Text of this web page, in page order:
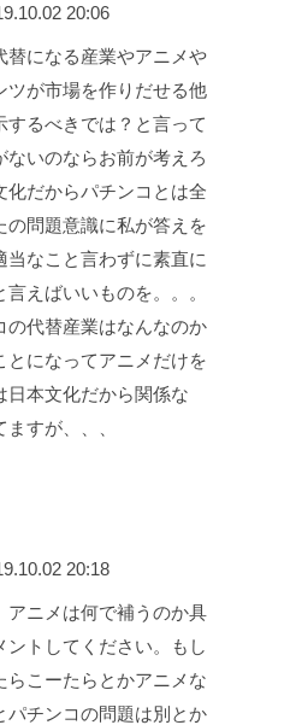
20:06
替になる産業やアニメや
ツが市場を作りだせる他
るべきでは？と言って
ないのならお前が考えろ
化だからパチンコとは全
の問題意識に私が答えを
当なこと言わずに素直に
えばいいものを。。。
の代替産業はなんなのか
とになってアニメだけを
日本文化だから関係な
すが、、、
20:18
アニメは何で補うのか具
トしてください。もし
らこーたらとかアニメな
パチンコの問題は別とか